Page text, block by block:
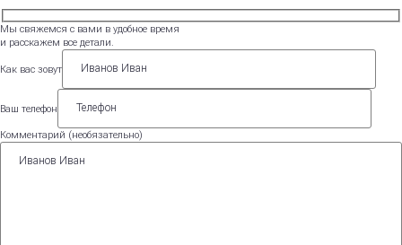
Мы свяжемся с вами в удобное время
и расскажем все детали.
Как вас зовут
Ваш телефон
Комментарий (необязательно)